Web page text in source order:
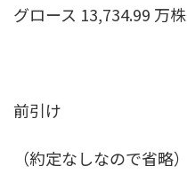
グロース 13,734.99 万株
前引け
（約定なしなので省略）